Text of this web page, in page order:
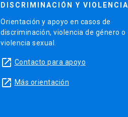
DISCRIMINACIÓN Y VIOLENCIA
Orientación y apoyo en casos de
discriminación, violencia de género o
violencia sexual.
launch Contacto para apoyo
launch Más orientación